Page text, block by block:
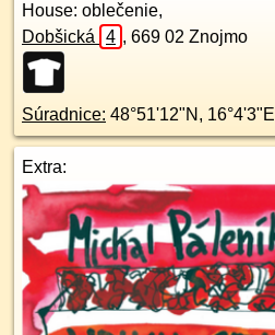
House: oblečenie,
Dobšická
4 , 669 02 Znojmo
Súradnice: 48°51'12"N , 16°4'3"E
Extra: